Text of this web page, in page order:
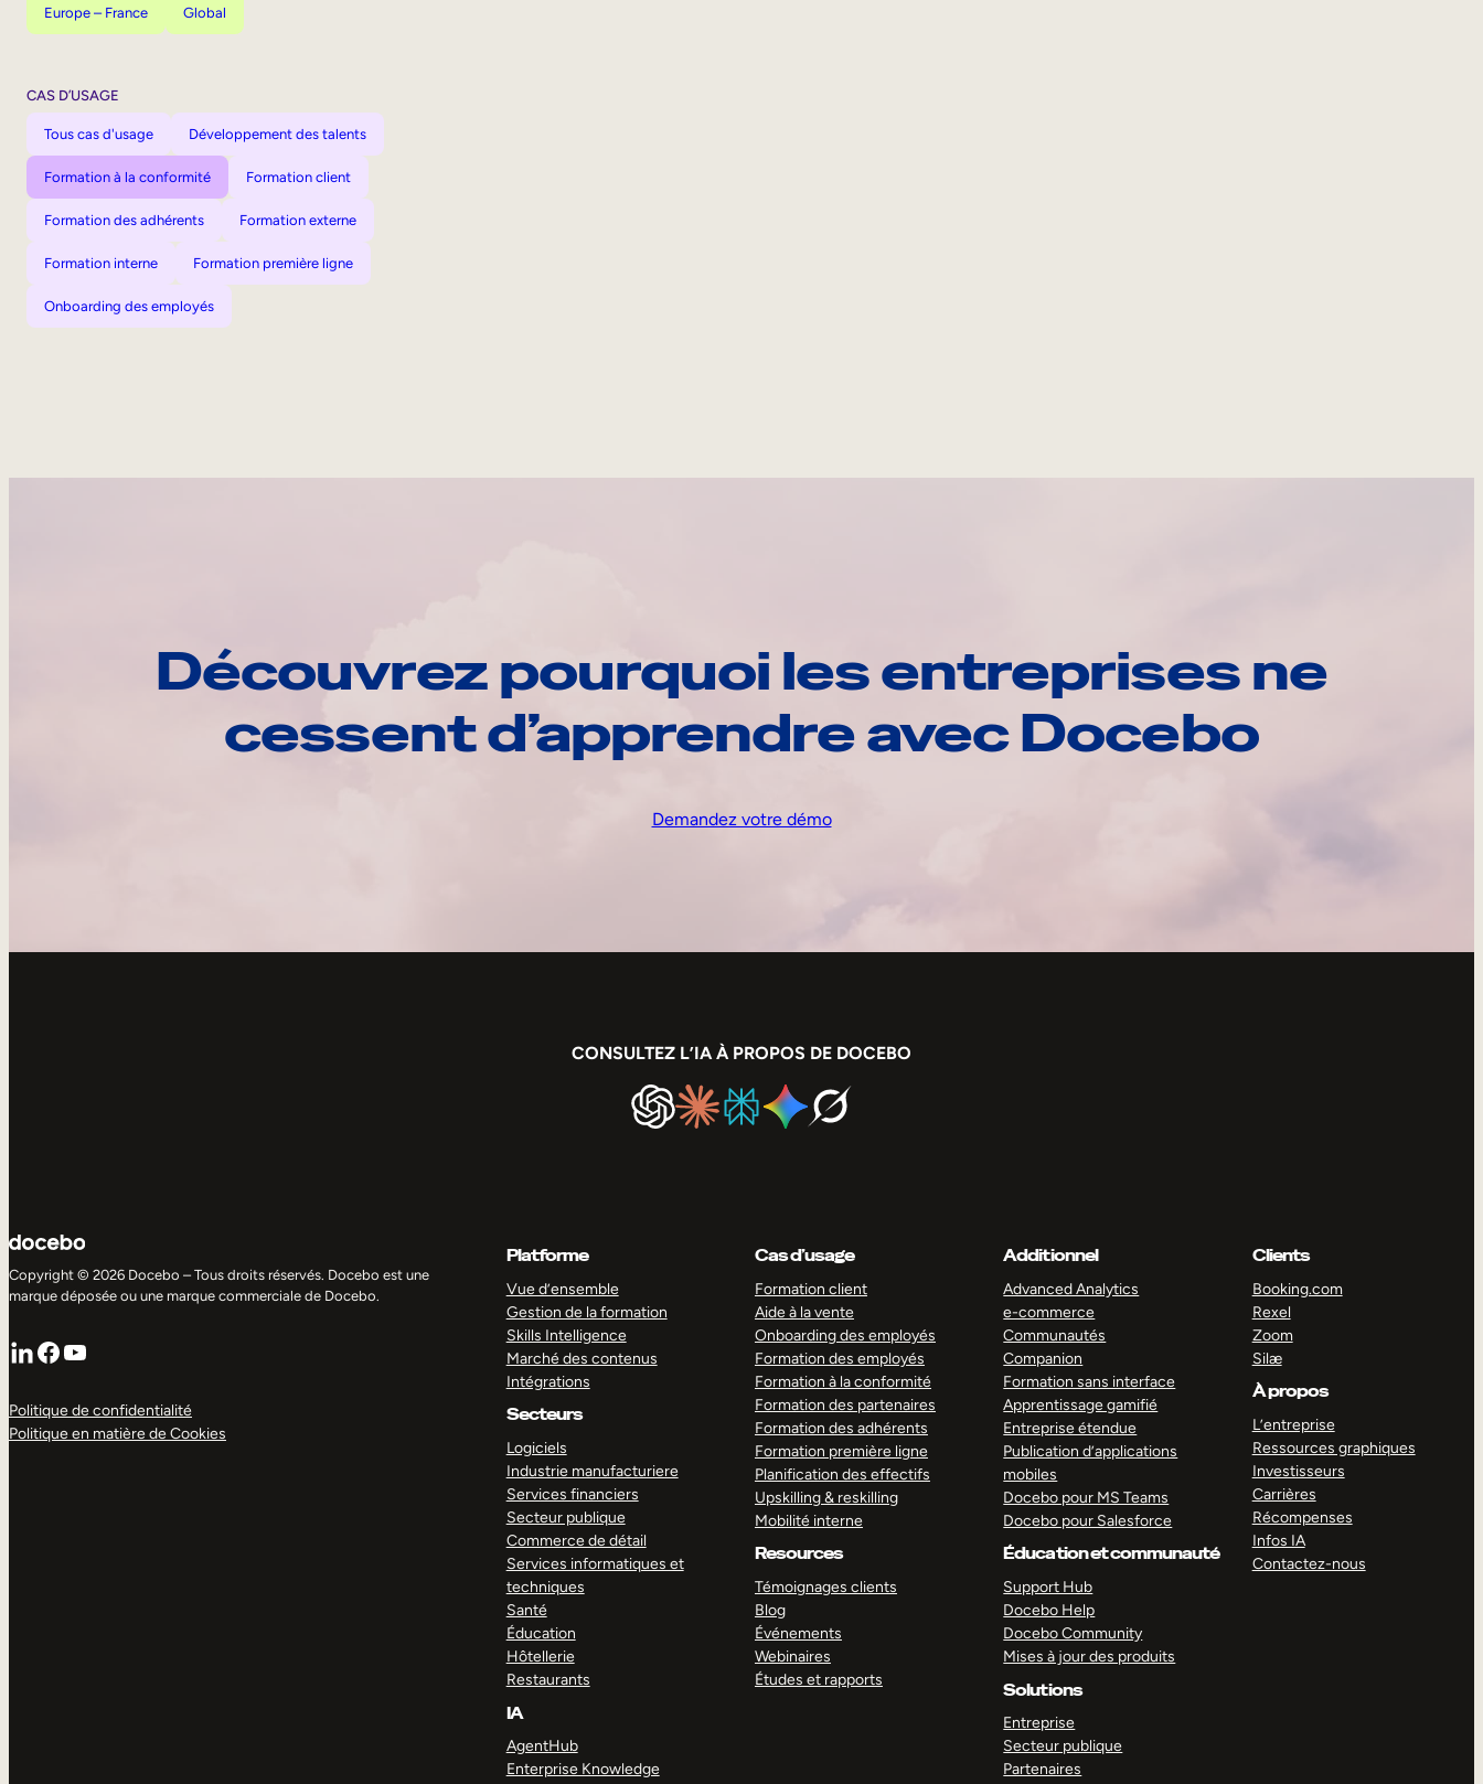
Europe – France Global
CAS D’USAGE
Tous cas d'usage Développement des talents
Formation à la conformité Formation client
Formation des adhérents Formation externe
Formation interne Formation première ligne
Onboarding des employés
Découvrez pourquoi les entreprises ne
cessent d’apprendre avec Docebo
Demandez votre démo
CONSULTEZ L’IA À PROPOS DE DOCEBO
Copyright © 2026 Docebo – Tous droits réservés. Docebo est une
marque déposée ou une marque commerciale de Docebo.
LinkedIn
Facebook
YouTube
Politique de confidentialité
Politique en matière de Cookies
Platforme
Vue d’ensemble
Gestion de la formation
Skills Intelligence
Marché des contenus
Intégrations
Secteurs
Logiciels
Industrie manufacturiere
Services financiers
Secteur publique
Commerce de détail
Services informatiques et
techniques
Santé
Éducation
Hôtellerie
Restaurants
IA
AgentHub
Enterprise Knowledge
Cas d’usage
Formation client
Aide à la vente
Onboarding des employés
Formation des employés
Formation à la conformité
Formation des partenaires
Formation des adhérents
Formation première ligne
Planification des effectifs
Upskilling & reskilling
Mobilité interne
Resources
Témoignages clients
Blog
Événements
Webinaires
Études et rapports
Additionnel
Advanced Analytics
e-commerce
Communautés
Companion
Formation sans interface
Apprentissage gamifié
Entreprise étendue
Publication d’applications
mobiles
Docebo pour MS Teams
Docebo pour Salesforce
Éducation et communauté
Support Hub
Docebo Help
Docebo Community
Mises à jour des produits
Solutions
Entreprise
Secteur publique
Partenaires
Clients
Booking.com
Rexel
Zoom
Silæ
À propos
L’entreprise
Ressources graphiques
Investisseurs
Carrières
Récompenses
Infos IA
Contactez-nous